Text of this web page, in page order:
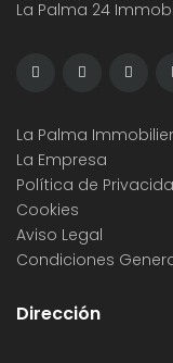
La Palma 24
La Palma
La Empresa
Política de
Cookies
Aviso Legal
Condiciones
Dirección